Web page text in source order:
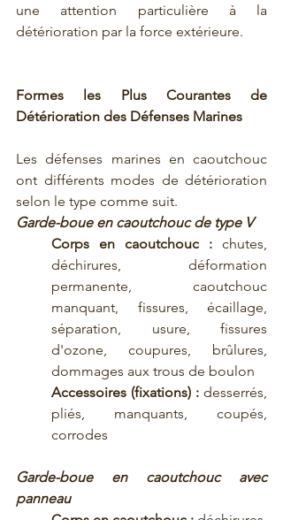
une attention particulière à la
détérioration par la force extérieure.
Formes les Plus Courantes de
Détérioration des Défenses Marines
Les défenses marines en caoutchouc
ont différents modes de détérioration
selon le type comme suit.
Garde-boue en caoutchouc de type V
Corps en caoutchouc : chutes,
déchirures, déformation
permanente, caoutchouc
manquant, fissures, écaillage,
séparation, usure, fissures
d'ozone, coupures, brûlures,
dommages aux trous de boulon
Accessoires (fixations) : desserrés,
pliés, manquants, coupés,
corrodes
Garde-boue en caoutchouc avec
panneau